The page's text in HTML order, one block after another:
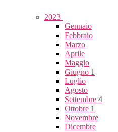
2023
Gennaio
Febbraio
Marzo
Aprile
Maggio
Giugno 1
Luglio
Agosto
Settembre 4
Ottobre 1
Novembre
Dicembre